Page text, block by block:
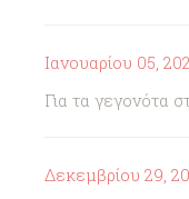
Ιανουαρίου 05,
Για τα γεγονότα
Δεκεμβρίου 29,